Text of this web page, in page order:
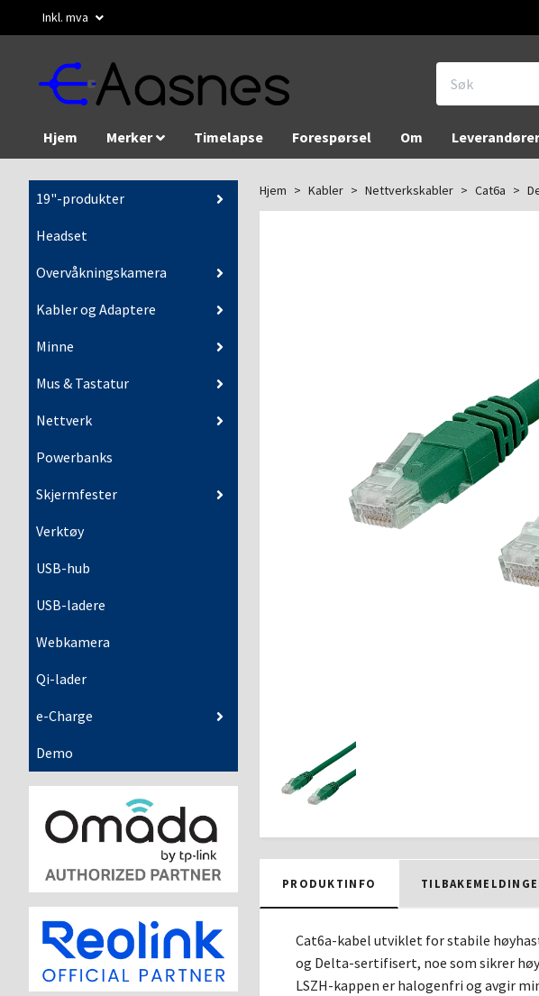
Inkl. mva
Hjem Merker Timelapse Forespørsel Om
19"-produkter
Headset
Overvåkningskamera
Kabler og Adaptere
Minne
Mus & Tastatur
Nettverk
Powerbanks
Skjermfester
Verktøy
USB-hub
USB-ladere
Webkamera
Qi-lader
e-Charge
Demo
Hjem Kabler Nettverkskabler Cat6a
PRODUKTINFO
Cat6a-kabel utviklet for stabile
og Delta-sertifisert, noe som sikrer
LSZH-kappen er halogenfri og avgir